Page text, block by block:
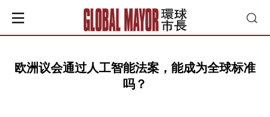
欧洲议会通过人工智能法案，能成为全球标准
吗？